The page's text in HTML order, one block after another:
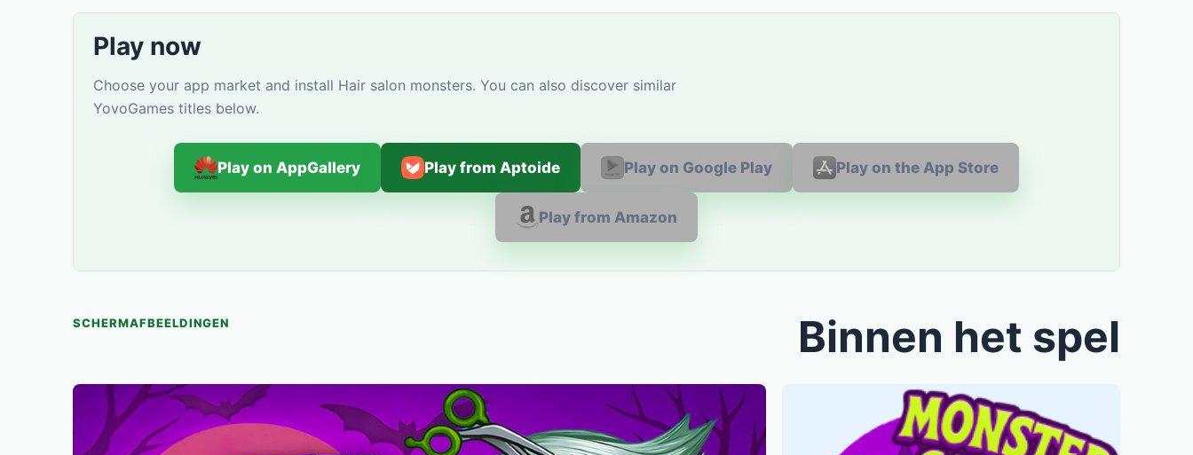
Play now
Choose your app market and install Hair salon monsters. You can also discover similar
YovoGames titles below.
Play on AppGallery Play from Aptoide Play on Google Play Play on the App Store
Play from Amazon
SCHERMAFBEELDINGEN Binnen het spel